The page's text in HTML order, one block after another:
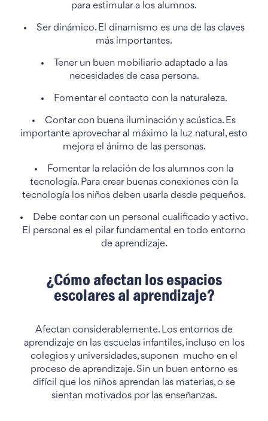
para estimular a los alumnos.
Ser dinámico. El dinamismo es una de las claves
más importantes.
Tener un buen mobiliario adaptado a las
necesidades de casa persona.
Fomentar el contacto con la naturaleza.
Contar con buena iluminación y acústica. Es
importante aprovechar al máximo la luz natural, esto
mejora el ánimo de las personas.
Fomentar la relación de los alumnos con la
tecnología. Para crear buenas conexiones con la
tecnología los niños deben usarla desde pequeños.
Debe contar con un personal cualificado y activo.
El personal es el pilar fundamental en todo entorno
de aprendizaje.
¿Cómo afectan los espacios
escolares al aprendizaje?
Afectan considerablemente. Los entornos de
aprendizaje en las escuelas infantiles, incluso en los
colegios y universidades, suponen mucho en el
proceso de aprendizaje. Sin un buen entorno es
difícil que los niños aprendan las materias, o se
sientan motivados por las enseñanzas.